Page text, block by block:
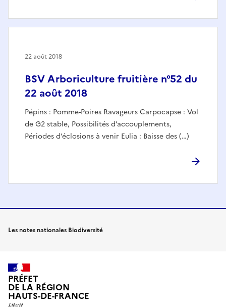
BSV Arboriculture fruitière n°52 du
22 août 2018
Pépins : Pomme-Poires Ravageurs Carpocapse : Vol
de G2 stable, Possibilités d’accouplements,
Périodes d’éclosions à venir Eulia : Baisse des (…)
22 août 2018
Les notes nationales Biodiversité
PRÉFET
DE LA RÉGION
HAUTS-DE-FRANCE